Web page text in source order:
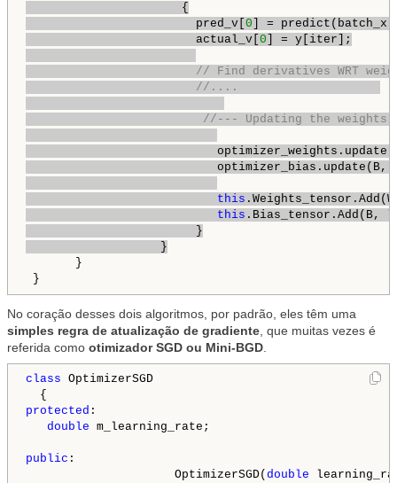
{
pred_v[ 0 ] =
actual_v[ 0 ] = y[iter];
// Find derivatives WRT
//....
//--- Updating the weights
optimizer_weights.update(W,
optimizer_bias.update(B,
this
this
}
}
}
}
No coração desses dois algoritmos, por padrão, eles têm uma
simples regra de atualização de gradiente , que muitas vezes é
referida como otimizador SGD ou Mini-BGD
class OptimizerSGD
protected :
double m_learning_rate;
public :
OptimizerSGD( double